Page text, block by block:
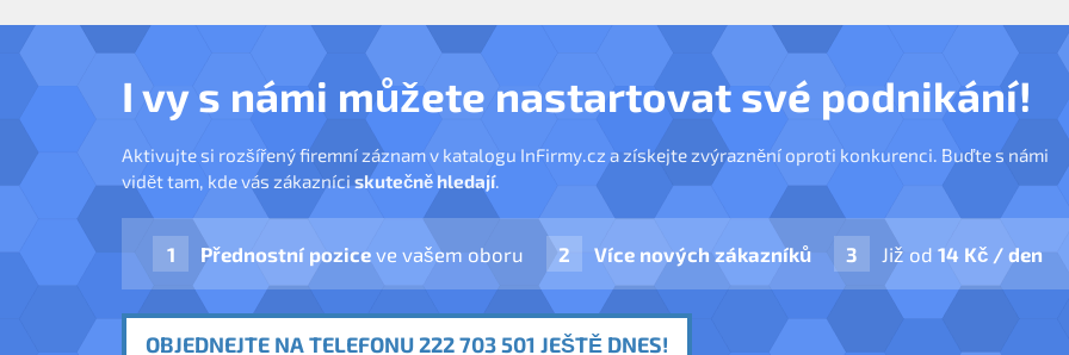
I vy s námi můžete nastartovat své podnikání!
Aktivujte si rozšířený firemní záznam v katalogu InFirmy.cz a získejte zvýraznění oproti konkurenci. Buďte s námi
vidět tam, kde vás zákazníciskutečně hledají.
Přednostní pozice ve vašem oboru Více nových zákazníků Již od 14 Kč / den
OBJEDNEJTE NA TELEFONU 222 703 501 JEŠTĚ DNES!